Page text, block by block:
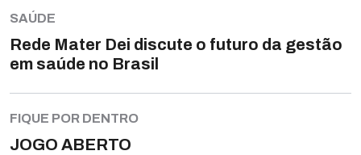
SAÚDE
Rede Mater Dei discute o futuro da gestão
em saúde no Brasil
FIQUE POR DENTRO
JOGO ABERTO